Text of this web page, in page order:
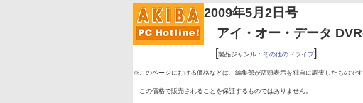
2009年5月2日号
アイ・オー・データ
[製品ジャンル： その他のドライブ]
※このページにおける価格などは、編集部が店頭表示を独自に調査したものです
この価格で販売されることを保証するものではありません。